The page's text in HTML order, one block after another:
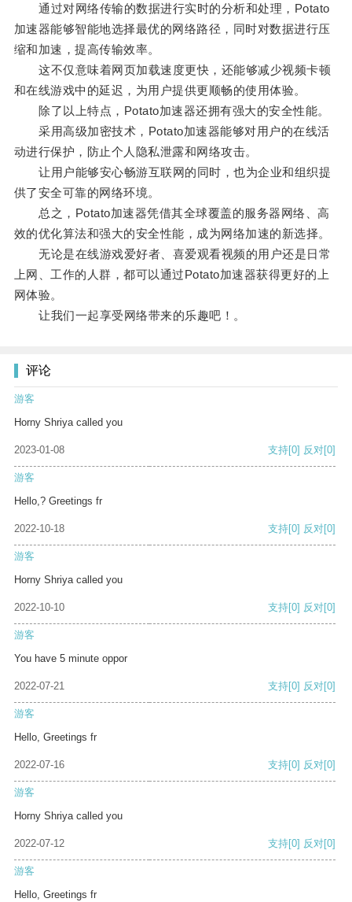
通过对网络传输的数据进行实时的分析和处理，Potato
加速器能够智能地选择最优的网络路径，同时对数据进行压
缩和加速，提高传输效率。
这不仅意味着网页加载速度更快，还能够减少视频卡顿
和在线游戏中的延迟，为用户提供更顺畅的使用体验。
除了以上特点，Potato加速器还拥有强大的安全性能。
采用高级加密技术，Potato加速器能够对用户的在线活
动进行保护，防止个人隐私泄露和网络攻击。
让用户能够安心畅游互联网的同时，也为企业和组织提
供了安全可靠的网络环境。
总之，Potato加速器凭借其全球覆盖的服务器网络、高
效的优化算法和强大的安全性能，成为网络加速的新选择。
无论是在线游戏爱好者、喜爱观看视频的用户还是日常
上网、工作的人群，都可以通过Potato加速器获得更好的上
网体验。
让我们一起享受网络带来的乐趣吧！。
评论
游客
Horny Shriya called you
2023-01-08 支持[0] 反对[0]
游客
Hello,? Greetings fr
2022-10-18 支持[0] 反对[0]
游客
Horny Shriya called you
2022-10-10 支持[0] 反对[0]
游客
You have 5 minute oppor
2022-07-21 支持[0] 反对[0]
游客
Hello, Greetings fr
2022-07-16 支持[0] 反对[0]
游客
Horny Shriya called you
2022-07-12 支持[0] 反对[0]
游客
Hello, Greetings fr